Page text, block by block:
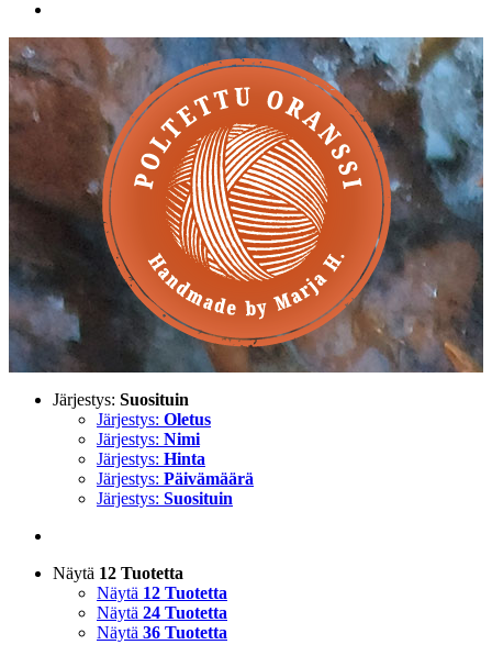
Järjestys: Suosituin
Järjestys: Oletus
Järjestys: Nimi
Järjestys: Hinta
Järjestys: Päivämäärä
Järjestys: Suosituin
Näytä 12 Tuotetta
Näytä 12 Tuotetta
Näytä 24 Tuotetta
Näytä 36 Tuotetta